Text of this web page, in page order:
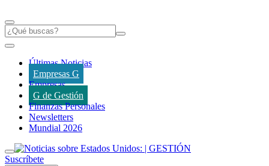
Últimas Noticias
Empresas G
Empresas
G de Gestión
Finanzas Personales
Newsletters
Mundial 2026
Suscríbete